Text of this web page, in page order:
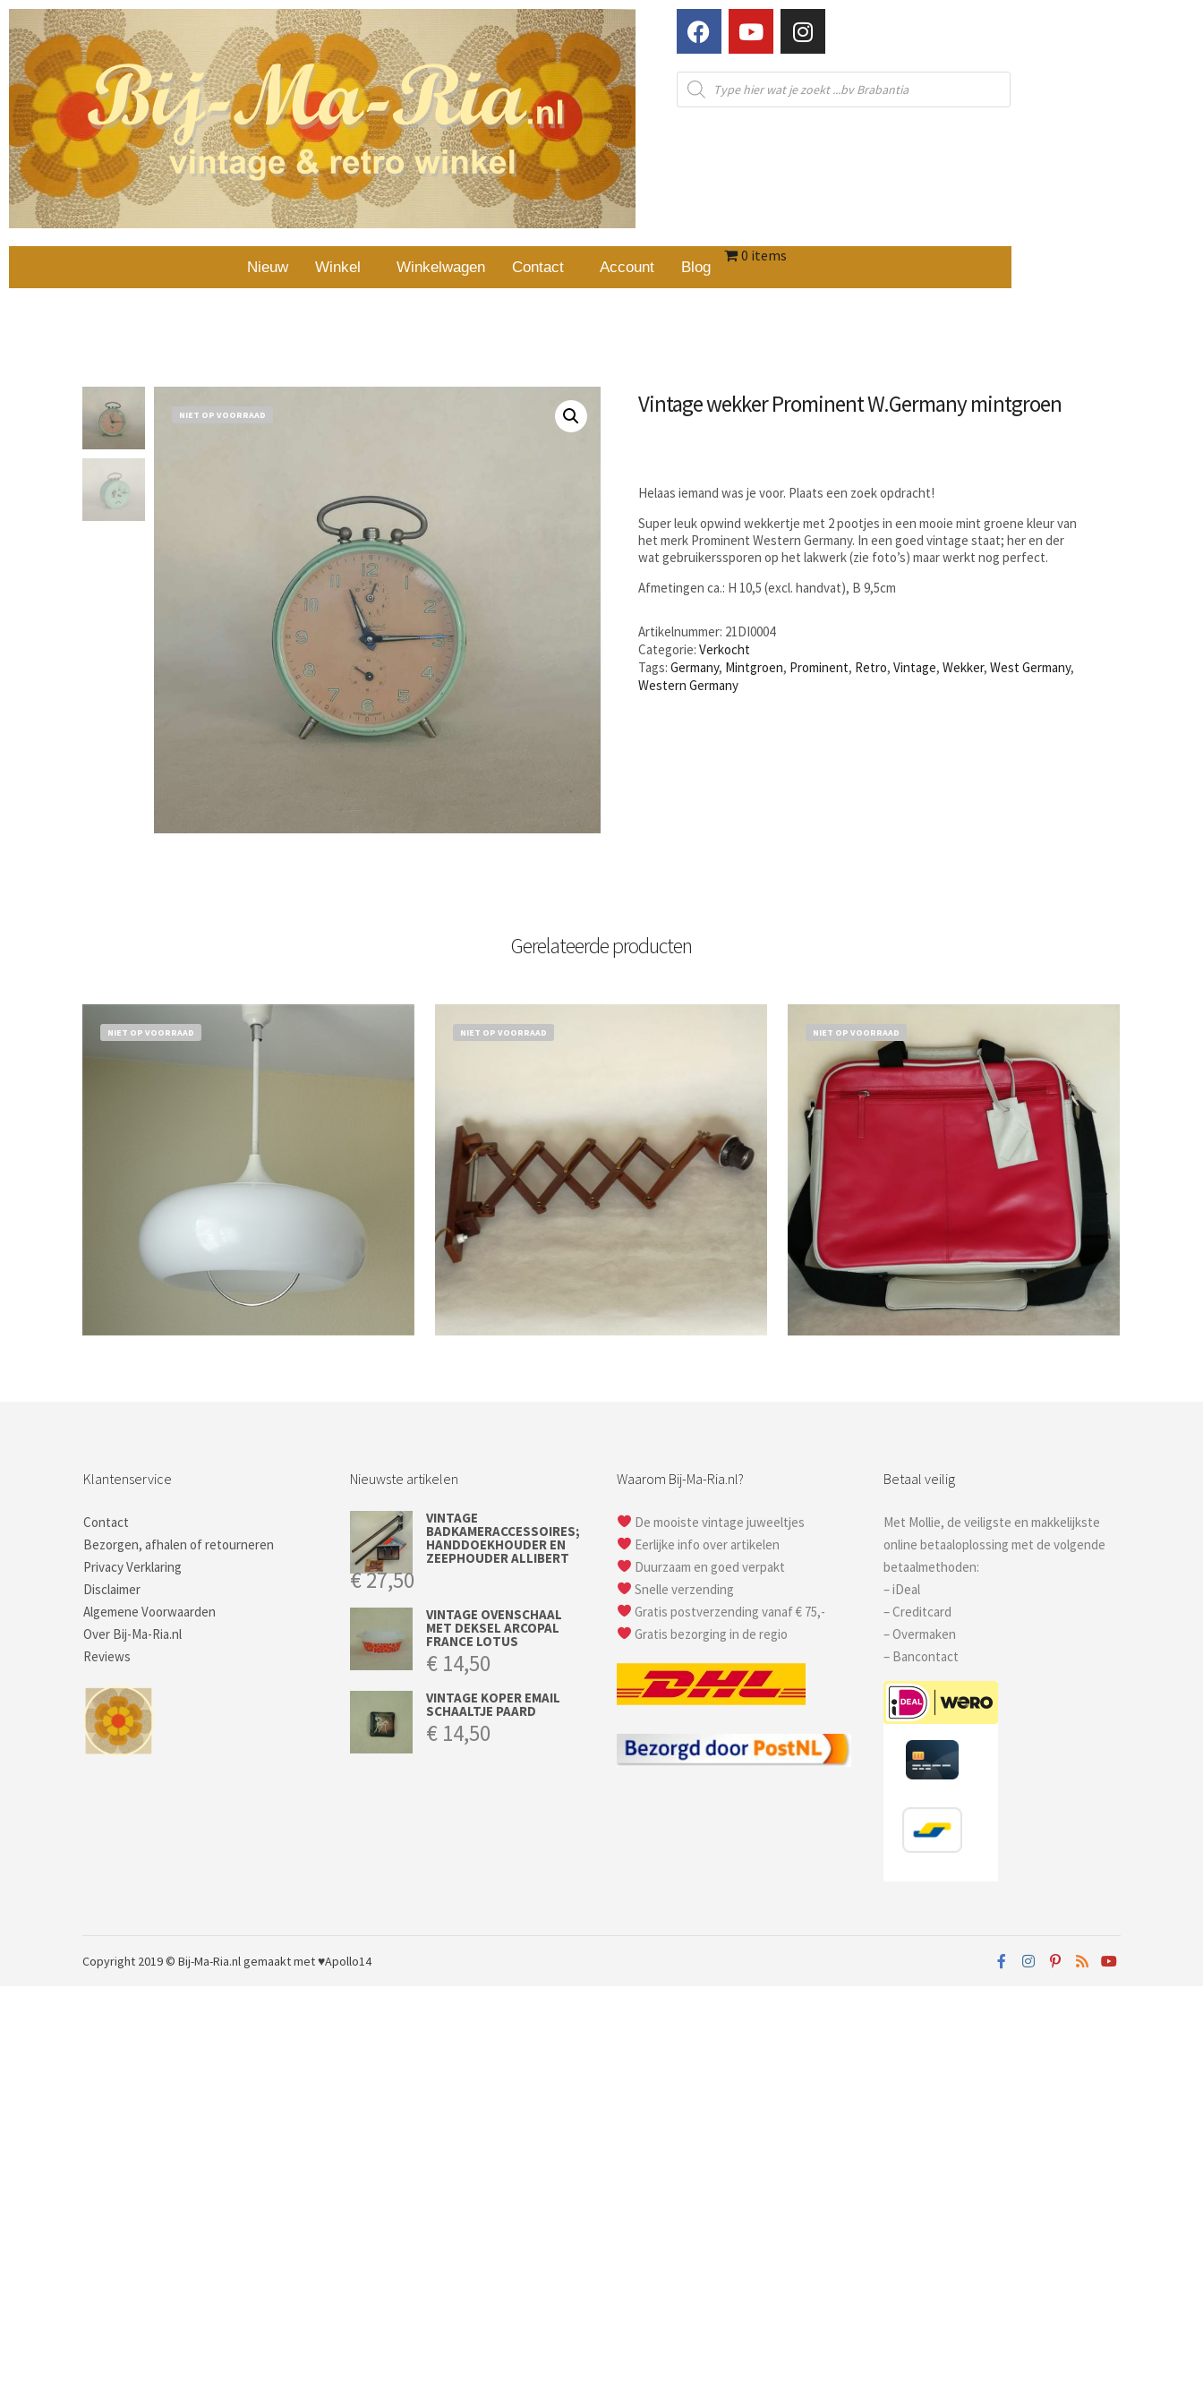
Nieuw Winkel Winkelwagen Contact Account Blog
0 items
NIET OP VOORRAAD Vintage wekker Prominent W.Germany mintgroen
Helaas iemand was je voor. Plaats een zoek opdracht!
Super leuk opwind wekkertje met 2 pootjes in een mooie mint groene kleur van
het merk Prominent Western Germany. In een goed vintage staat; her en der
wat gebruikerssporen op het lakwerk (zie foto’s) maar werkt nog perfect.
Afmetingen ca.: H 10,5 (excl. handvat), B 9,5cm
Artikelnummer: 21DI0004
Categorie:Verkocht
Tags:Germany, Mintgroen, Prominent, Retro,Vintage,Wekker,West Germany,
Western Germany
Gerelateerde producten
NIET OP VOORRAAD NIET OP VOORRAAD NIET OP VOORRAAD
Klantenservice
Contact
Bezorgen, afhalen of retourneren
Privacy Verklaring
Disclaimer
Algemene Voorwaarden
Over Bij-Ma-Ria.nl
Reviews
Nieuwste artikelen
VINTAGE
BADKAMERACCESSOIRES;
HANDDOEKHOUDER EN
ZEEPHOUDER ALLIBERT
€27,50
VINTAGE OVENSCHAAL
MET DEKSEL ARCOPAL
FRANCE LOTUS
€ 14,50
VINTAGE KOPER EMAIL
SCHAALTJE PAARD
€ 14,50
Waarom Bij-Ma-Ria.nl?
De mooiste vintage juweeltjes
Eerlijke info over artikelen
Duurzaam en goed verpakt
Snelle verzending
Gratis postverzending vanaf € 75,-
Gratis bezorging in de regio
Betaal veilig
Met Mollie, de veiligste en makkelijkste
online betaaloplossing met de volgende
betaalmethoden:
– iDeal
– Creditcard
– Overmaken
– Bancontact
Copyright 2019 © Bij-Ma-Ria.nlgemaakt met ♥Apollo14